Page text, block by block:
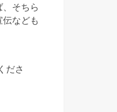
そちら
伝なども
ださ